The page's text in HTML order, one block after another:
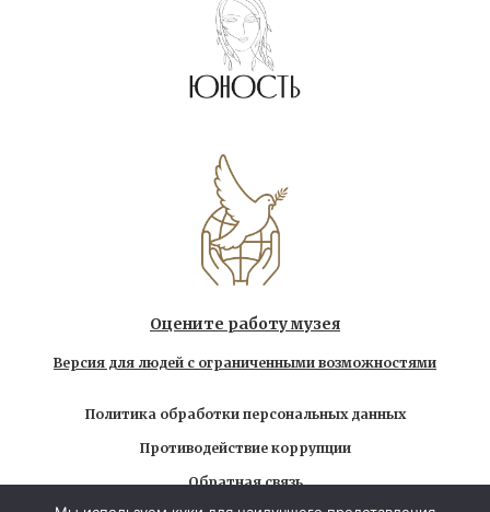
Оцените работу музея
Версия для людей с ограниченными возможностями
Политика обработки персональных данных
Противодействие коррупции
Обратная связь